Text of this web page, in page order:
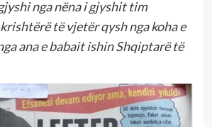
nga nëna i gjyshit tim
të vjetër qysh nga koha e
ana e babait ishin Shqiptarë të